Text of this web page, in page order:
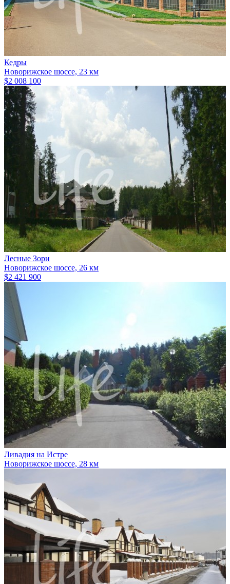
Кедры
Новорижское шоссе, 23 км
$2 008 100
Лесные Зори
Новорижское шоссе, 26 км
$2 421 900
Ливадия на Истре
Новорижское шоссе, 28 км